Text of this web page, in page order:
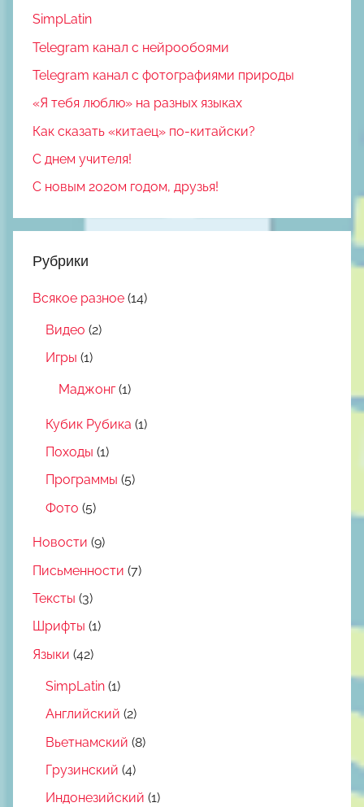
SimpLatin
Telegram канал с нейрообоями
Telegram канал с фотографиями природы
«Я тебя люблю» на разных языках
Как сказать «китаец» по-китайски?
С днем учителя!
С новым 2020м годом, друзья!
Рубрики
Всякое разное (14)
Видео (2)
Игры (1)
Маджонг(1)
Кубик Рубика (1)
Походы (1)
Программы (5)
Фото (5)
Новости (9)
Письменности (7)
Тексты (3)
Шрифты (1)
Языки (42)
SimpLatin (1)
Английский (2)
Вьетнамский (8)
Грузинский (4)
Индонезийский (1)